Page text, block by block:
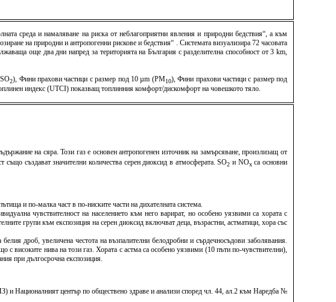
среда и намаляване на риска от неблагоприятни явления и природни бедствия“, а към
на природни и антропогенни рискове и бедствия“ . Системата визуализира 72 часовата
още два дни напред за територията на България с разделителна способност от 3 km,
2), Фини прахови частици с размер под 10 µm (PM10), Фини прахови частици с размер под
индекс (UTCI) показващ топлинния комфорт/дискомфорт на човешкото тяло.
на сяра. Този газ е основен антропогенен източник на замърсяване, произлизащ от
създават значителни количества серен диоксид в атмосферата. SO2 и NОxса основни
и по-малка част в по-ниските части на дихателната система.
чувствителност на населението към него варират, но особено уязвими са хората с
групи към експозиция на серен диоксид включват деца, възрастни, астматици, хора със
дроб, увеличена честота на възпалителни белодробни и сърдечносъдови заболявания.
с високите нива на този газ. Хората с астма са особено уязвими (10 пъти по-чувствителни),
при дългосрочна експозиция.
и Националният център по обществено здраве и анализи според чл. 44, ал.2 към Наредба №